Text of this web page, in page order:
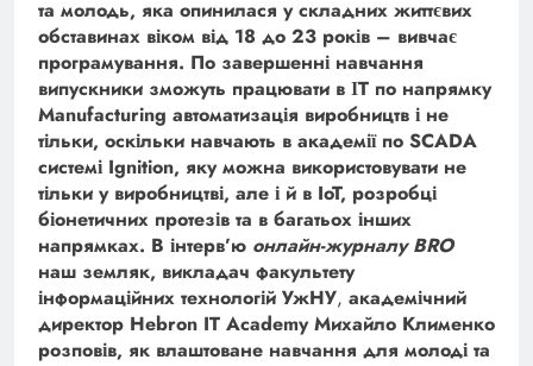
та молодь, яка опинилася у складних життєвих
обставинах віком від 18 до 23 років – вивчає
програмування. По завершенні навчання
випускники зможуть працювати в ІТ по напрямку
Manufacturing автоматизація виробництв і не
тільки, оскільки навчають в академії по SCADA
системі Ignition, яку можна використовувати не
тільки у виробництві, але і й в IoT, розробці
біонетичних протезів та в багатьох інших
напрямках. В інтерв’ю онлайн-журналу BRO
наш земляк, викладач факультету
інформаційних технологій УжНУ, академічний
директор Hebron IT Academy Михайло Клименко
розповів, як влаштоване навчання для молоді та